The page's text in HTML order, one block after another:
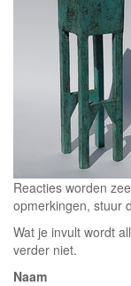
Reacties worden
opmerkingen, stuur
Wat je invult wordt
verder niet.
Naam